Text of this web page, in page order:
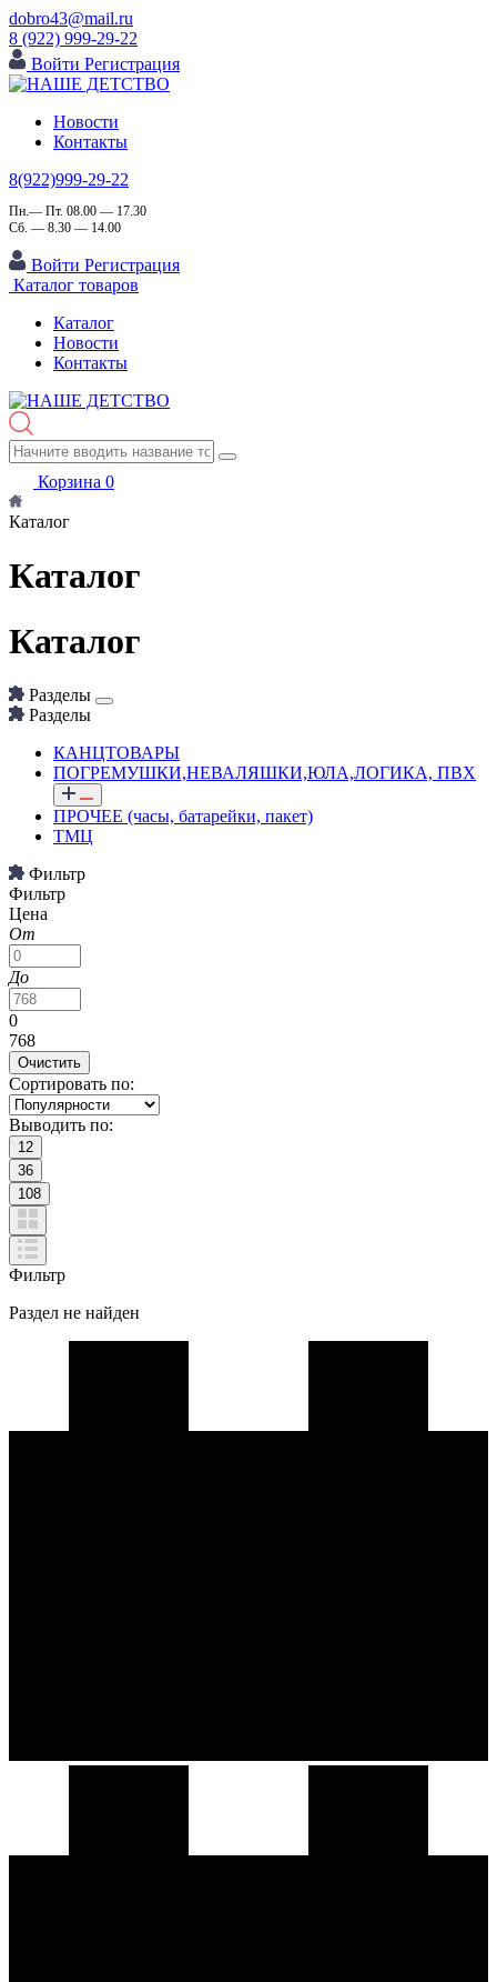
dobro43@mail.ru
8 (922) 999-29-22
Войти Регистрация
Новости
Контакты
8(922)999-29-22
Пн.— Пт. 08.00 — 17.30
Сб. — 8.30 — 14.00
Войти Регистрация
Каталог товаров
Каталог
Новости
Контакты
Корзина 0
Каталог
Каталог
Каталог
Разделы
Разделы
КАНЦТОВАРЫ
ПОГРЕМУШКИ,НЕВАЛЯШКИ,ЮЛА,ЛОГИКА, ПВХ
ПРОЧЕЕ (часы, батарейки, пакет)
ТМЦ
Фильтр
Фильтр
Цена
От
До
0
768
Сортировать по:
Выводить по:
12
36
108
Фильтр
Раздел не найден